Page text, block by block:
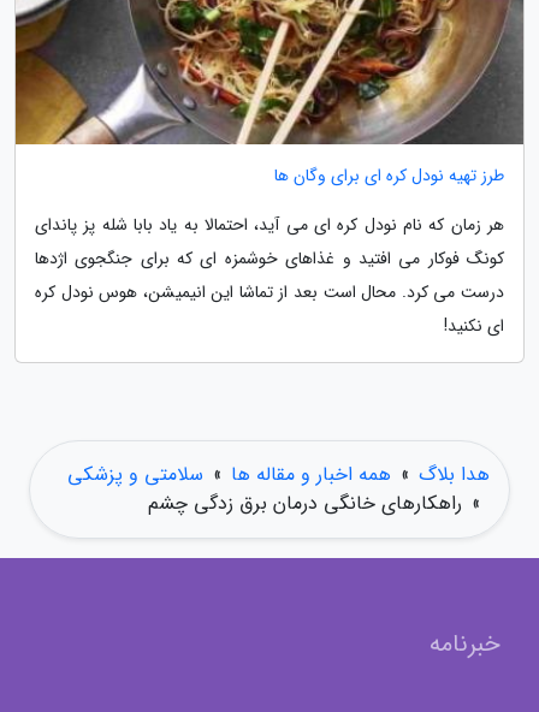
طرز تهیه نودل کره ای برای وگان ها
هر زمان که نام نودل کره ای می آید، احتمالا به یاد بابا شله پز پاندای
کونگ فوکار می افتید و غذاهای خوشمزه ای که برای جنگجوی اژدها
درست می کرد. محال است بعد از تماشا این انیمیشن، هوس نودل کره
ای نکنید!
هدا بلاگ » همه اخبار و مقاله ها » سلامتی و پزشکی
» راهکارهای خانگی درمان برق زدگی چشم
خبرنامه